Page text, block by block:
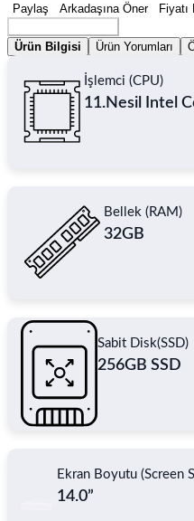
Paylaş Arkadaşına Öner
Fiyatı
Ürün Bilgisi
Ürün Yorumları
İşlemci (CPU)
11.Nesil Intel
Bellek (RAM)
32GB
Sabit Disk(SSD)
256GB SSD
Ekran Boyutu (Screen
14.0”